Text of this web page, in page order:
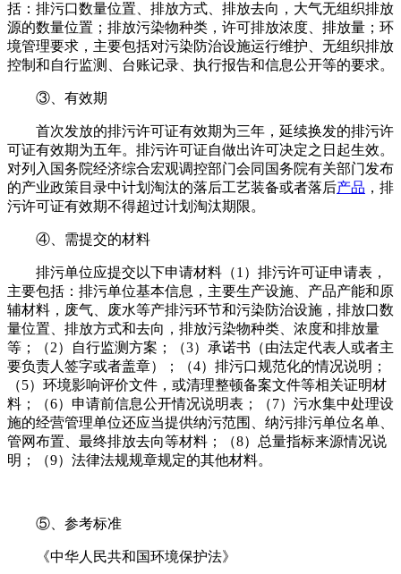
括：排污口数量位置、排放方式、排放去向，大气无组织排放
源的数量位置；排放污染物种类，许可排放浓度、排放量；环
境管理要求，主要包括对污染防治设施运行维护、无组织排放
控制和自行监测、台账记录、执行报告和信息公开等的要求。
③、有效期
首次发放的排污许可证有效期为三年，延续换发的排污许
可证有效期为五年。排污许可证自做出许可决定之日起生效。
对列入国务院经济综合宏观调控部门会同国务院有关部门发布
的产业政策目录中计划淘汰的落后工艺装备或者落后产品 ，排
污许可证有效期不得超过计划淘汰期限。
④、需提交的材料
排污单位应提交以下申请材料（1）排污许可证申请表，
主要包括：排污单位基本信息，主要生产设施、产品产能和原
辅材料，废气、废水等产排污环节和污染防治设施，排放口数
量位置、排放方式和去向，排放污染物种类、浓度和排放量
等；（2）自行监测方案；（3）承诺书（由法定代表人或者主
要负责人签字或者盖章）；（4）排污口规范化的情况说明；
（5）环境影响评价文件，或清理整顿备案文件等相关证明材
料；（6）申请前信息公开情况说明表；（7）污水集中处理设
施的经营管理单位还应当提供纳污范围、纳污排污单位名单、
管网布置、最终排放去向等材料；（8）总量指标来源情况说
明；（9）法律法规规章规定的其他材料。
⑤、参考标准
《中华人民共和国环境保护法》